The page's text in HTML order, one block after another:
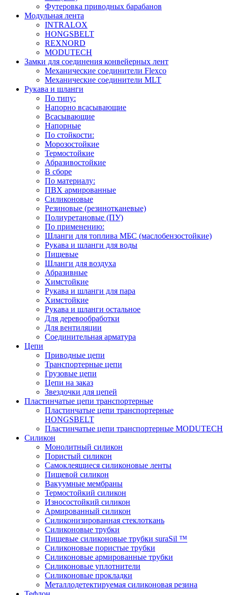
Футеровка приводных барабанов
Модульная лента
INTRALOX
HONGSBELT
REXNORD
MODUTECH
Замки для соединения конвейерных лент
Механические соединители Flexco
Механические соединители MLT
Рукава и шланги
По типу:
Напорно всасывающие
Всасывающие
Напорные
По стойкости:
Морозостойкие
Термостойкие
Абразивостойкие
В сборе
По материалу:
ПВХ армированные
Силиконовые
Резиновые (резинотканевые)
Полиуретановые (ПУ)
По применению:
Шланги для топлива МБС (маслобензостойкие)
Рукава и шланги для воды
Пищевые
Шланги для воздуха
Абразивные
Химстойкие
Рукава и шланги для пара
Химстойкие
Рукава и шланги остальное
Для деревообработки
Для вентиляции
Соединительная арматура
Цепи
Приводные цепи
Транспортерные цепи
Грузовые цепи
Цепи на заказ
Звездочки для цепей
Пластинчатые цепи транспортерные
Пластинчатые цепи транспортерные
HONGSBELT
Пластинчатые цепи транспортерные MODUTECH
Силикон
Монолитный силикон
Пористый силикон
Самоклеящиеся силиконовые ленты
Пищевой силикон
Вакуумные мембраны
Термостойкий силикон
Износостойкий силикон
Армированный силикон
Силиконизированная стеклоткань
Силиконовые трубки
Пищевые силиконовые трубки suraSil ™
Силиконовые пористые трубки
Силиконовые армированные трубки
Силиконовые уплотнители
Силиконовые прокладки
Металлодетектируемая силиконовая резина